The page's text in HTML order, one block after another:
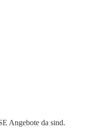
Angebote da sind.